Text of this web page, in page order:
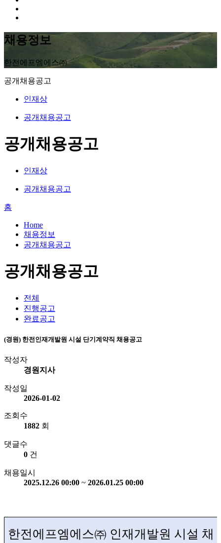
채용정보
한전에프엠에스㈜
공개채용공고
인재상
공개채용공고
공개채용공고
인재상
공개채용공고
홈
Home
채용정보
공개채용공고
공개채용공고
전체
진행공고
완료공고
(경원) 한전인재개발원 시설 단기계약직 채용공고
작성자
경원지사
작성일
2026-01-02
조회수
1882 회
댓글수
0 건
채용일시
2025.12.26 00:00 ~ 2026.01.25 00:00
한전에프엠에스㈜ 인재개발원 시설 채